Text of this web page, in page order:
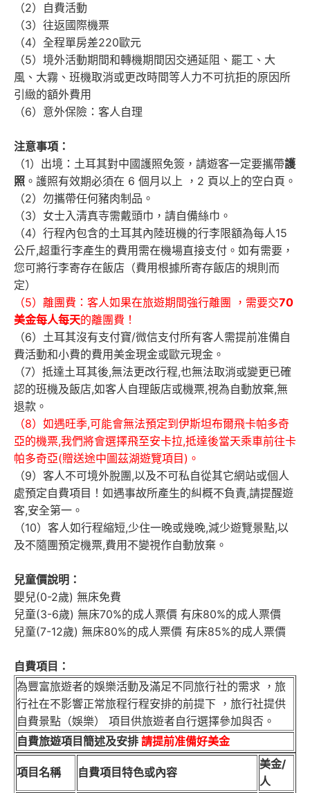
（2）自費活動
（3）往返國際機票
（4）全程單房差220歐元
（5）境外活動期間和轉機期間因交通延阻、罷工、大
風、大霧、班機取消或更改時間等人力不可抗拒的原因所
引緻的額外費用
（6）意外保險：客人自理
注意事項：
（1）出境：土耳其對中國護照免簽，請遊客一定要攜帶護
照 。護照有效期必須在 6 個月以上 ，2 頁以上的空白頁。
（2）勿攜帶任何豬肉制品。
（3）女士入清真寺需戴頭巾，請自備絲巾。
（4）行程內包含的土耳其內陸班機的行李限額為每人15
公斤,超重行李產生的費用需在機場直接支付。如有需要，
您可將行李寄存在飯店（費用根據所寄存飯店的規則而
定）
（5）離團費：客人如果在旅遊期間強行離團 ，需要交70
美金每人每天的離團費！
（6）土耳其沒有支付寶/微信支付所有客人需提前准備自
費活動和小費的費用美金現金或歐元現金。
（7）抵達土耳其後,無法更改行程,也無法取消或變更已確
認的班機及飯店,如客人自理飯店或機票,視為自動放棄,無
退款。
（8）如遇旺季,可能會無法預定到伊斯坦布爾飛卡帕多奇
亞的機票,我們將會選擇飛至安卡拉,抵達後當天乘車前往卡
帕多奇亞(贈送途中圖茲湖遊覽項目)。
（9）客人不可境外脫團,以及不可私自從其它網站或個人
處預定自費項目！如遇事故所產生的糾概不負責,請提醒遊
客,安全第一。
（10）客人如行程縮短,少住一晚或幾晚,減少遊覽景點,以
及不隨團預定機票,費用不變視作自動放棄。
兒童價說明：
嬰兒(0-2歲) 無床免費
兒童(3-6歲) 無床70%的成人票價 有床80%的成人票價
兒童(7-12歲) 無床80%的成人票價 有床85%的成人票價
自費項目：
為豐富旅遊者的娛樂活動及滿足不同旅行社的需求 ，旅
行社在不影響正常旅程行程安排的前提下 ，旅行社提供
自費景點（娛樂） 項目供旅遊者自行選擇參加與否。
自費旅遊項目簡述及安排 請提前准備好美金
項目名稱 自費項目特色或內容
美金/
人